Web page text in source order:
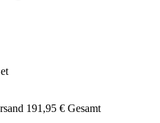
191,95 € Gesamt